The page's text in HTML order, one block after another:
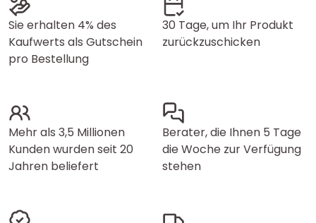
Sie erhalten 4% des
Kaufwerts als Gutschein
pro Bestellung
30 Tage, um Ihr Produkt
zurückzuschicken
Mehr als 3,5 Millionen
Kunden wurden seit 20
Jahren beliefert
Berater, die Ihnen 5 Tage
die Woche zur Verfügung
stehen